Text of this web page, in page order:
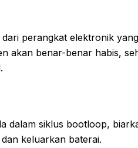
perangkat elektronik
akan benar-benar habis,
dalam siklus bootloop,
keluarkan baterai.